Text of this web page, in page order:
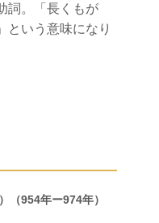
詞。「長くもが
という意味になり
（954年ー974年）